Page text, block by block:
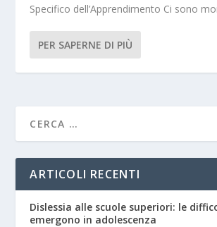
Specifico dell’Apprendimento Ci sono
PER SAPERNE DI PIÙ
ARTICOLI RECENTI
Dislessia alle scuole superiori: le
emergono in adolescenza